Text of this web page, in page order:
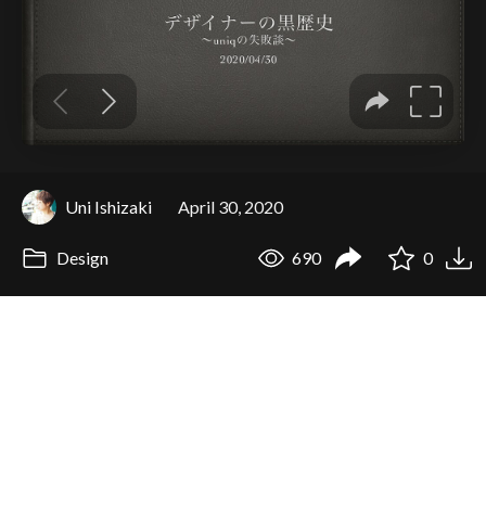
Uni Ishizaki April 30, 2020
Design 690 0